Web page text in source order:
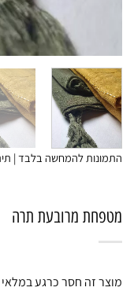
התמונות להמחשה בלבד |
מטפחת מרובעת תרה
מוצר זה חסר כרגע במלאי